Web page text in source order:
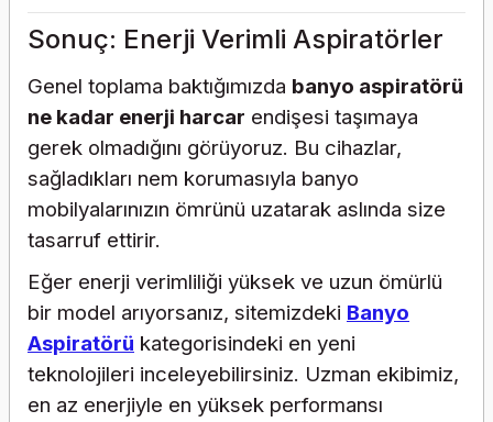
Sonuç: Enerji Verimli Aspiratörler
Genel toplama baktığımızda banyo aspiratörü
ne kadar enerji harcar endişesi taşımaya
gerek olmadığını görüyoruz. Bu cihazlar,
sağladıkları nem korumasıyla banyo
mobilyalarınızın ömrünü uzatarak aslında size
tasarruf ettirir.
Eğer enerji verimliliği yüksek ve uzun ömürlü
bir model arıyorsanız, sitemizdeki Banyo
Aspiratörü kategorisindeki en yeni
teknolojileri inceleyebilirsiniz. Uzman ekibimiz,
en az enerjiyle en yüksek performansı